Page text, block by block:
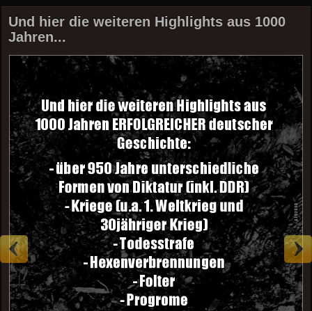
Und hier die weiteren Highlights aus 1000
Jahren...